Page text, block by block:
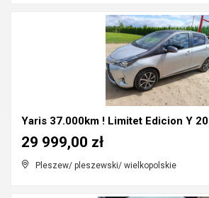
Yaris 37.000km ! Limitet Edicion Y 20
Pleszew/ pleszewski/ wielkopolskie
29 999,00 zł